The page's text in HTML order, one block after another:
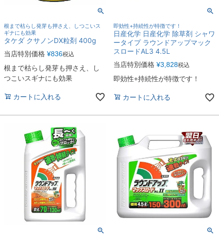
根まで枯らし発芽も押さえ、しつこいス
ギナにも効果
タケダ クサノンDX粒剤 400g
当店特別価格 ¥836税込
根まで枯らし発芽も押さえ、し
つこいスギナにも効果
カートに入れる
即効性+持続性が特徴です！
日産化学 日産化学 除草剤 シャワ
ータイプ ラウンドアップマック
スロードAL3 4.5L
当店特別価格 ¥3,828税込
即効性+持続性が特徴です！
カートに入れる